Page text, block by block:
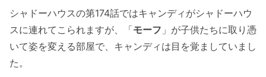
シャドーハウスの第174話ではキャンディがシャドーハウ
スに連れてこられますが、「モーフ 」が子供たちに取り憑
いて姿を変える部屋で、キャンディは目を覚ましていまし
た。